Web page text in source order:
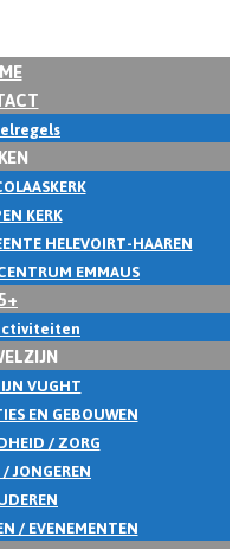
KERK
HELEVOIRT-HAAREN
EMMAUS
VUGHT
EN GEBOUWEN
/ ZORG
JONGEREN
/ EVENEMENTEN